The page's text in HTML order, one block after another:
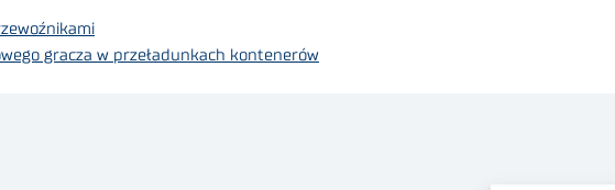
gracza w przeładunkach kontenerów